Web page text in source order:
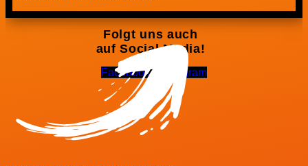
Folgt uns auch
auf Social Media!
Facebook-f Instagram